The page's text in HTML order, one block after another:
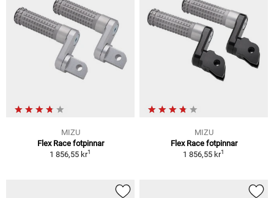
MIZU
Flex Race fotpinnar
1 856,55 kr1
MIZU
Flex Race fotpinnar
1 856,55 kr1